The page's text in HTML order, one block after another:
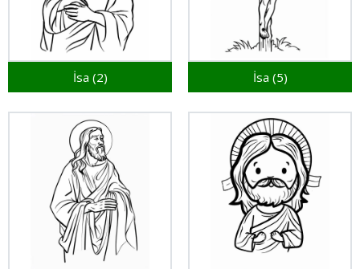
İsa (2) İsa (5)